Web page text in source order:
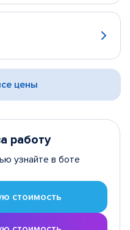
цены
работу
узнайте в боте
стоимость